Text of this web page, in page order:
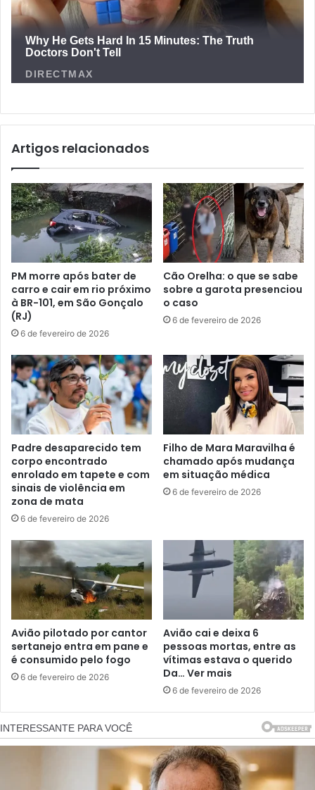
Artigos relacionados
PM morre após bater de
carro e cair em rio próximo
à BR-101, em São Gonçalo
(RJ)
6 de fevereiro de 2026
Cão Orelha: o que se sabe
sobre a garota presenciou
o caso
6 de fevereiro de 2026
Padre desaparecido tem
corpo encontrado
enrolado em tapete e com
sinais de violência em
zona de mata
6 de fevereiro de 2026
Filho de Mara Maravilha é
chamado após mudança
em situação médica
6 de fevereiro de 2026
Avião pilotado por cantor
sertanejo entra em pane e
é consumido pelo fogo
6 de fevereiro de 2026
Avião cai e deixa 6
pessoas mortas, entre as
vítimas estava o querido
Da… Ver mais
6 de fevereiro de 2026